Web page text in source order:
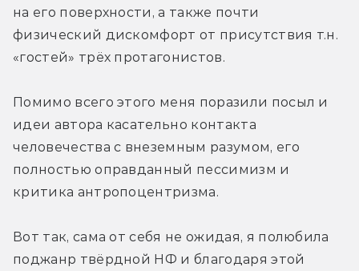
на его поверхности, а также почти
физический дискомфорт от присутствия т.н.
«гостей» трёх протагонистов.
Помимо всего этого меня поразили посыл и
идеи автора касательно контакта
человечества с внеземным разумом, его
полностью оправданный пессимизм и
критика антропоцентризма.
Вот так, сама от себя не ожидая, я полюбила
поджанр твёрдной НФ и благодаря этой